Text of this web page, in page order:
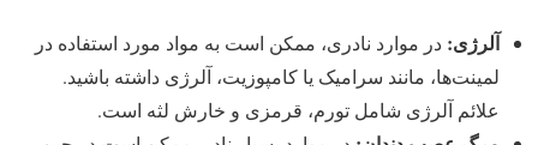
آلرژی: در موارد نادری، ممکن است به مواد مورد استفاده در
لمینت‌ها، مانند سرامیک یا کامپوزیت، آلرژی داشته باشید.
علائم آلرژی شامل تورم، قرمزی و خارش لثه است.